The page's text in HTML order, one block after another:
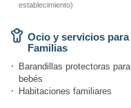
establecimiento)
Ocio y servicios para
Familias
Barandillas protectoras para
bebés
Habitaciones familiares